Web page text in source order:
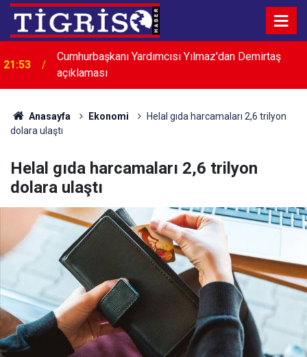
21:44
Van'da korkutan yangın: Alevler evlere sıçramadan
söndürüldü
Anasayfa Ekonomi
Helal gıda harcamaları 2,6 trilyon
dolara ulaştı
Helal gıda harcamaları 2,6 trilyon
dolara ulaştı